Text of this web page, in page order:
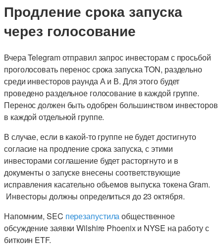
Продление срока запуска
через голосование
Вчера Telegram отправил запрос инвесторам с просьбой
проголосовать перенос срока запуска TON, раздельно
среди инвесторов раунда А и В. Для этого будет
проведено раздельное голосование в каждой группе.
Перенос должен быть одобрен большинством инвесторов
в каждой отдельной группе.
В случае, если в какой-то группе не будет достигнуто
согласие на продление срока запуска, с этими
инвесторами соглашение будет расторгнуто и в
документы о запуске внесены соответствующие
исправления касательно объемов выпуска токена Gram.
Инвесторы должны определиться до 23 октября.
Напомним, SEC перезапустилаобщественное
обсуждение заявки Wilshire Phoenix и NYSE на работу с
биткоин ETF.